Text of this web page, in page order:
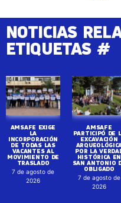
NOTICIAS
ETIQUETAS #
AMSAFE EXIGE
LA
INCORPORACIÓN
DE TODAS LAS
VACANTES AL
MOVIMIENTO DE
TRASLADO
7 de agosto de
2026
AMSAFE
PARTICIPÓ DE
EXCAVACIÓN
POR LA
HISTÓRICA EN
SAN ANTONIO
OBLIGADO
7 de agosto de
2026